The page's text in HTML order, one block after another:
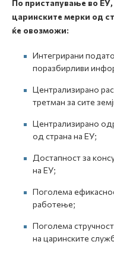
По пристапување во
царинските мерки од
ќе овозможи:
Интегрирани
поразбирливи
Централизирано
третман за сите
Централизирано
од страна на ЕУ;
Достапност за
на ЕУ;
Поголема
работење;
Поголема
на царинските